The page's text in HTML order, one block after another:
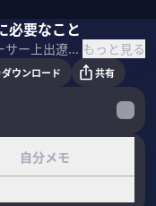
必要なこと
元テレビ東京プロデューサー上出遼平氏がゲスト。３月に発売された自身の著書「ありえない仕事術」から仕事に対するマインドセットや、メディアへの思い、そしてアメリカでの映像制作について語る。 もっと見る
ダウンロード 共有
自分メモ